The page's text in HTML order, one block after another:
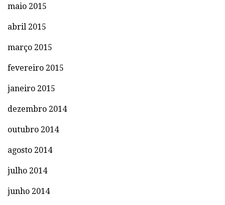
maio 2015
abril 2015
março 2015
fevereiro 2015
janeiro 2015
dezembro 2014
outubro 2014
agosto 2014
julho 2014
junho 2014